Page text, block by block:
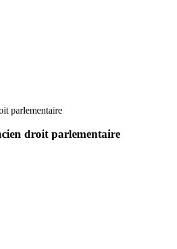
parlementaire
droit parlementaire